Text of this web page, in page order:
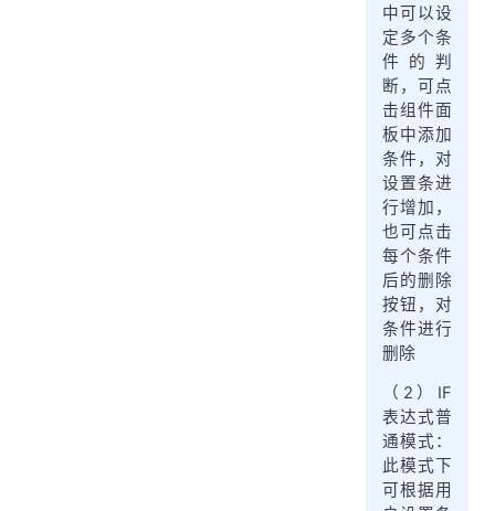
中可以设
定多个条
件的判
断，可点
击组件面
板中添加
条件，对
设置条进
行增加，
也可点击
每个条件
后的删除
按钮，对
条件进行
删除
（2）IF
表达式普
通模式：
此模式下
可根据用